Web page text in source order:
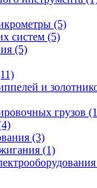
(5)
систем (5)
(5)
и
грузов
(3)
(1)